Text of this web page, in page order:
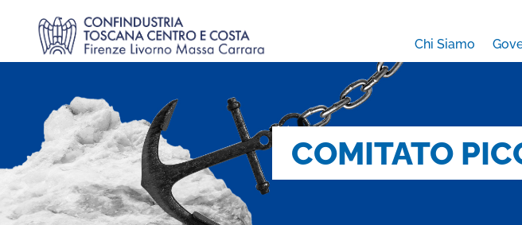
Chi Siamo
COMITATO